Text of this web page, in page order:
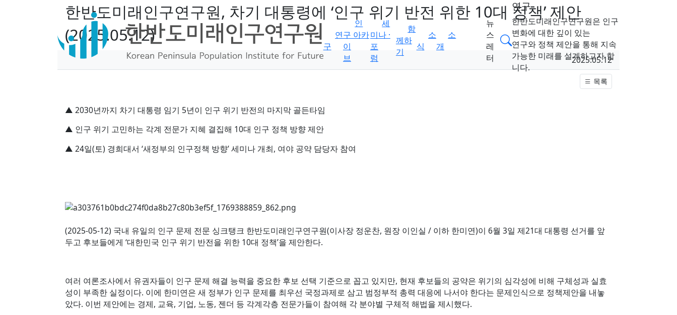
연
구
인
구 아카
이
브
세
미나 ·
포
럼
함
께하
기
소
식
소
개
뉴
스
레
터
검색
연구
한반도미래인구연구원은 인구
변화에 대한 깊이 있는
연구와 정책 제안을 통해 지속
가능한 미래를 설계하고자 합
니다.
한반도미래인구연구원, 차기 대통령에 ‘인구 위기 반전 위한 10대 정책’ 제안
(2025.05.12)
페이지 정보 작성일
2025.05.12
목록
본문
▲ 2030년까지 차기 대통령 임기 5년이 인구 위기 반전의 마지막 골든타임
▲ 인구 위기 고민하는 각계 전문가 지혜 결집해 10대 인구 정책 방향 제안
▲ 24일(토) 경희대서 ‘새정부의 인구정책 방향’ 세미나 개최, 여야 공약 담당자 참여
(2025-05-12) 국내 유일의 인구 문제 전문 싱크탱크 한반도미래인구연구원(이사장 정운찬, 원장 이인실 / 이하 한미연)이 6월 3일 제21대 대통령 선거를 앞
두고 후보들에게 ‘대한민국 인구 위기 반전을 위한 10대 정책’을 제안한다.
여러 여론조사에서 유권자들이 인구 문제 해결 능력을 중요한 후보 선택 기준으로 꼽고 있지만, 현재 후보들의 공약은 위기의 심각성에 비해 구체성과 실효
성이 부족한 실정이다. 이에 한미연은 새 정부가 인구 문제를 최우선 국정과제로 삼고 범정부적 총력 대응에 나서야 한다는 문제인식으로 정책제안을 내놓
았다. 이번 제안에는 경제, 교육, 기업, 노동, 젠더 등 각계각층 전문가들이 참여해 각 분야별 구체적 해법을 제시했다.